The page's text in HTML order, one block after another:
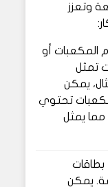
وتعزز
المكعبات أو
تمثل
يمكن
تحتوي
مكعبات، مما يمثل
بطاقات
يمكن